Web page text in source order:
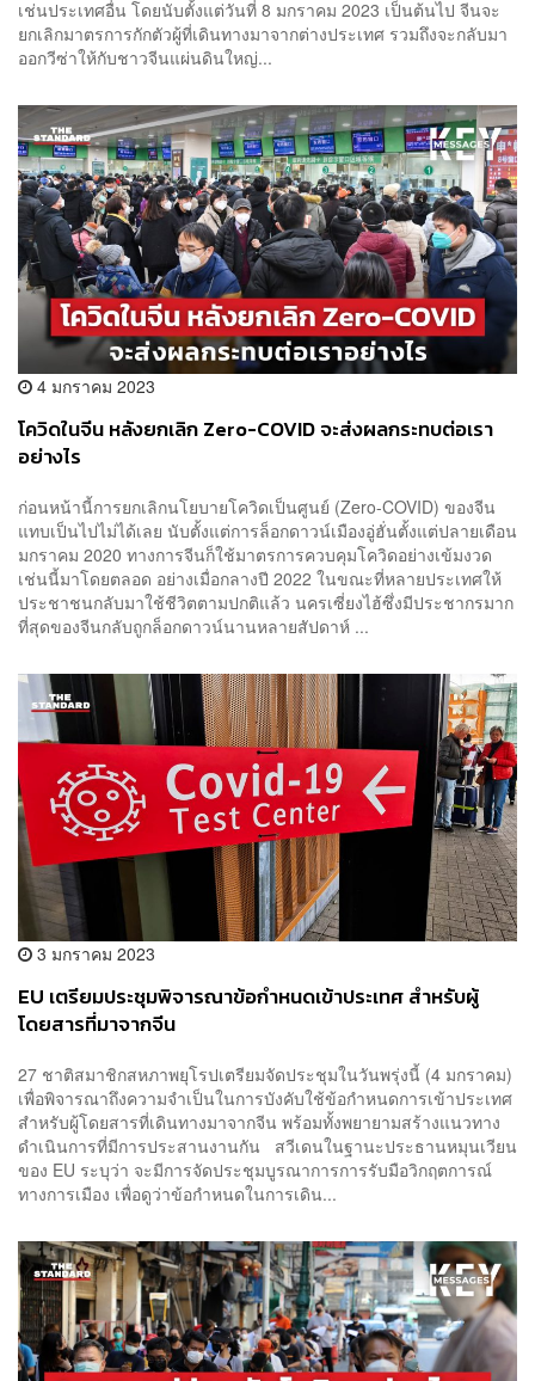
เช่นประเทศอื่น โดยนับตั้งแต่วันที่ 8 มกราคม 2023 เป็นต้นไป จีนจะ
ยกเลิกมาตรการกักตัวผู้ที่เดินทางมาจากต่างประเทศ รวมถึงจะกลับมา
ออกวีซ่าให้กับชาวจีนแผ่นดินใหญ่...
4 มกราคม 2023
โควิดในจีน หลังยกเลิก Zero-COVID จะส่งผลกระทบต่อเรา
อย่างไร
ก่อนหน้านี้การยกเลิกนโยบายโควิดเป็นศูนย์ (Zero-COVID) ของจีน
แทบเป็นไปไม่ได้เลย นับตั้งแต่การล็อกดาวน์เมืองอู่ฮั่นตั้งแต่ปลายเดือน
มกราคม 2020 ทางการจีนก็ใช้มาตรการควบคุมโควิดอย่างเข้มงวด
เช่นนี้มาโดยตลอด อย่างเมื่อกลางปี 2022 ในขณะที่หลายประเทศให้
ประชาชนกลับมาใช้ชีวิตตามปกติแล้ว นครเซี่ยงไฮ้ซึ่งมีประชากรมาก
ที่สุดของจีนกลับถูกล็อกดาวน์นานหลายสัปดาห์ ...
3 มกราคม 2023
EU เตรียมประชุมพิจารณาข้อกำหนดเข้าประเทศ สำหรับผู้
โดยสารที่มาจากจีน
27 ชาติสมาชิกสหภาพยุโรปเตรียมจัดประชุมในวันพรุ่งนี้ (4 มกราคม)
เพื่อพิจารณาถึงความจำเป็นในการบังคับใช้ข้อกำหนดการเข้าประเทศ
สำหรับผู้โดยสารที่เดินทางมาจากจีน พร้อมทั้งพยายามสร้างแนวทาง
ดำเนินการที่มีการประสานงานกัน สวีเดนในฐานะประธานหมุนเวียน
ของ EU ระบุว่า จะมีการจัดประชุมบูรณาการการรับมือวิกฤตการณ์
ทางการเมือง เพื่อดูว่าข้อกำหนดในการเดิน...